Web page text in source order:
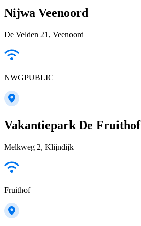
Nijwa Veenoord
De Velden 21, Veenoord
NWGPUBLIC
Vakantiepark De Fruithof
Melkweg 2, Klijndijk
Fruithof